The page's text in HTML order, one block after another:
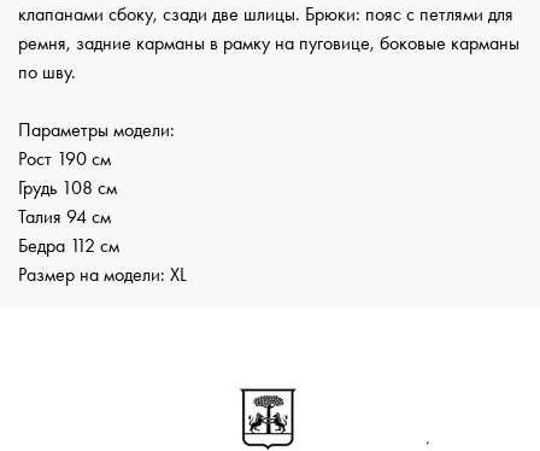
клапанами сбоку, сзади две шлицы. Брюки: пояс с петлями для
ремня, задние карманы в рамку на пуговице, боковые карманы
по шву.
Параметры модели:
Рост 190 см
Грудь 108 см
Талия 94 см
Бедра 112 см
Размер на модели: XL